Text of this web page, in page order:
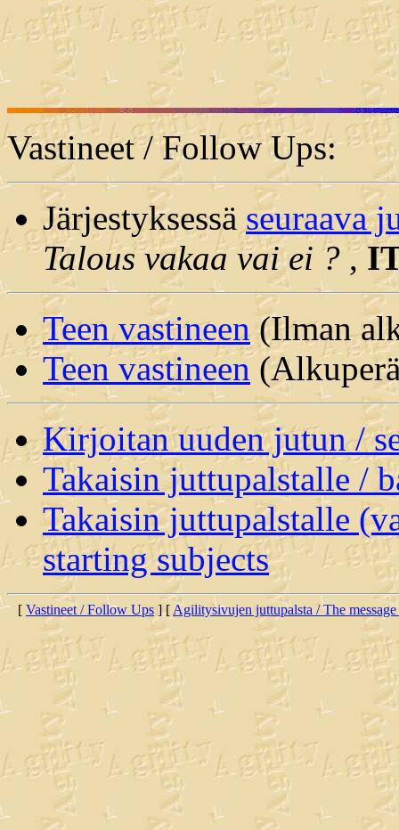
Vastineet / Follow Ups:
Järjestyksessä seuraava
Talous vakaa vai ei ?,
Teen vastineen(Ilman
Teen vastineen
Kirjoitan uuden jutun /
Takaisin juttupalstalle /
Takaisin juttupalstalle
starting subjects
[ Vastineet / Follow Ups ] [Agilitysivujen juttupalsta / The